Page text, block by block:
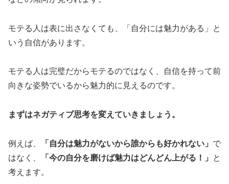
モテる人は表に出さなくても、「自分には魅力がある」と
いう自信があります。
モテる人は完璧だからモテるのではなく、自信を持って前
向きな姿勢でいるから魅力的に見えるのです。
まずはネガティブ思考を変えていきましょう。
例えば、 「自分は魅力がないから誰からも好かれない」 で
はなく、
「今の自分を磨けば魅力はどんどん上がる！」
と
考えます。